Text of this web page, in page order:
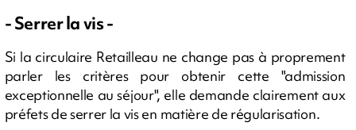
- Serrer la vis -
Si la circulaire Retailleau ne change pas à proprement
parler les critères pour obtenir cette "admission
exceptionnelle au séjour", elle demande clairement aux
préfets de serrer la vis en matière de régularisation.